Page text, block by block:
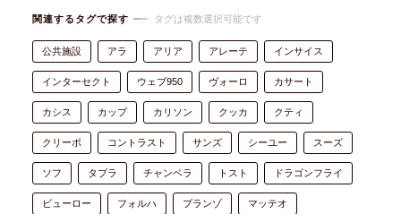
関連するタグで探す タグは複数選択可能です
公共施設 アラ アリア アレーテ インサイス
インターセクト ウェブ950 ヴォーロ カサート
カシス カップ カリソン クッカ クティ
クリーボ コントラスト サンズ シーユー スーズ
ソフ タブラ チャンベラ トスト ドラゴンフライ
ビューロー フォルハ プランゾ マッテオ